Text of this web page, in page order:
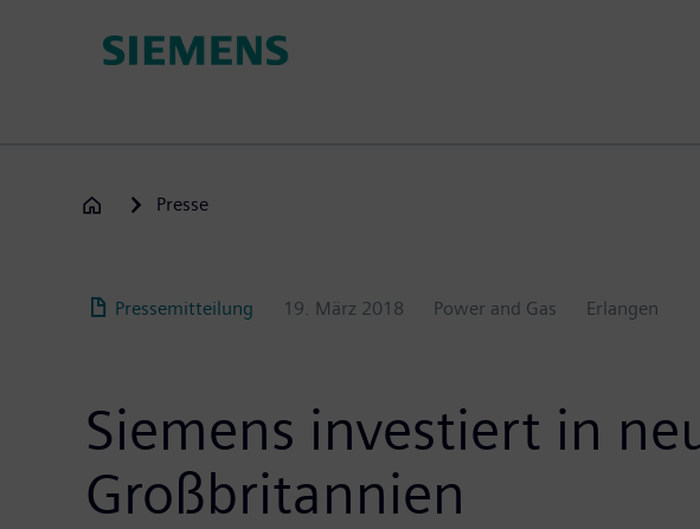
Presse
Pressemitteilung 19. März 2018 Power and Gas Erlangen
Siemens investiert in
Großbritannien